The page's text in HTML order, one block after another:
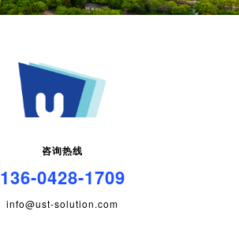
咨询热线
136-0428-1709
info@ust-solution.com